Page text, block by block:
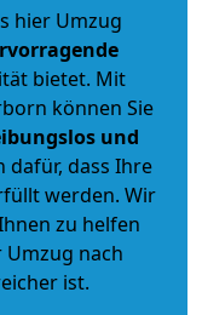
hier Umzug
bietet. Mit
können Sie
und
dass Ihre
werden. Wir
zu helfen
nach
ist.